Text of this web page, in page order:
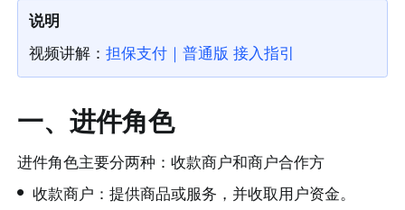
说明
视频讲解：担保支付｜普通版 接入指引
一、进件角色
进件角色主要分两种：收款商户和商户合作方
• 收款商户：提供商品或服务，并收取用户资金。